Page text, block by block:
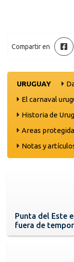
Compartir en
URUGUAY
El carnaval
Historia de
Areas
Notas y
Punta del Este
fuera de